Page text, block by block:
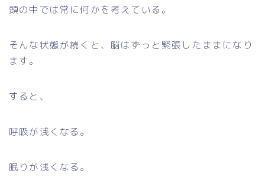
頭の中では常に何かを考えている。
そんな状態が続くと、脳はずっと緊張したままになり
ます。
すると、
呼吸が浅くなる。
眠りが浅くなる。